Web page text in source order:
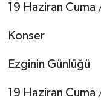
19 Haziran
Konser
Ezginin Günlüğü
19 Haziran